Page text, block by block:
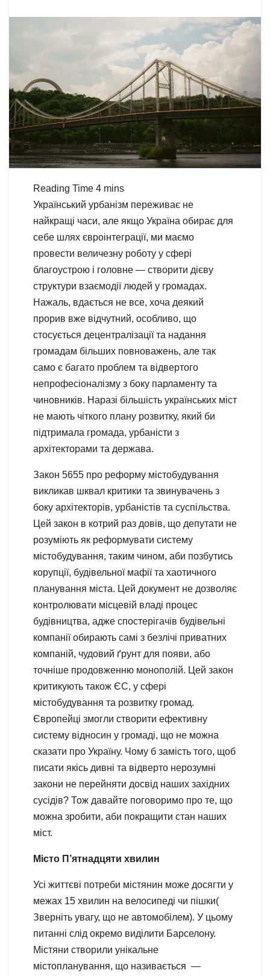
Український урбанізм переживає не
найкращі часи, але якщо Україна обирає для
себе шлях євроінтеграції, ми маємо
провести величезну роботу у сфері
благоустрою і головне — створити дієву
структури взаємодії людей у громадах.
Нажаль, вдається не все, хоча деякий
прорив вже відчутний, особливо, що
стосується децентралізації та надання
громадам більших повноважень, але так
само є багато проблем та відвертого
непрофесіоналізму з боку парламенту та
чиновників. Наразі більшість українських міст
не мають чіткого плану розвитку, який би
підтримала громада, урбаністи з
архітекторами та держава.
Закон 5655 про реформу містобудування
викликав шквал критики та звинувачень з
боку архітекторів, урбаністів та суспільства.
Цей закон в котрий раз довів, що депутати не
розуміють як реформувати систему
містобудування, таким чином, аби позбутись
корупції, будівельної мафії та хаотичного
планування міста. Цей документ не дозволяє
контролювати місцевій владі процес
будівництва, адже спостерігачів будівельні
компанії обирають самі з безлічі приватних
компаній, чудовий ґрунт для появи, або
точніше продовженню монополій. Цей закон
критикують також ЄС, у сфері
містобудування та розвитку громад.
Європейці змогли створити ефективну
систему відносин у громаді, що не можна
сказати про Україну. Чому б замість того, щоб
писати якісь дивні та відверто нерозумні
закони не перейняти досвід наших західних
сусідів? Тож давайте поговоримо про те, що
можна зробити, аби покращити стан наших
міст.
Місто П’ятнадцяти хвилин
Усі життєві потреби містянин може досягти у
межах 15 хвилин на велосипеді чи пішки(
Зверніть увагу, що не автомобілем). У цьому
питанні слід окремо виділити Барселону.
Містяни створили унікальне
містопланування, що називається —